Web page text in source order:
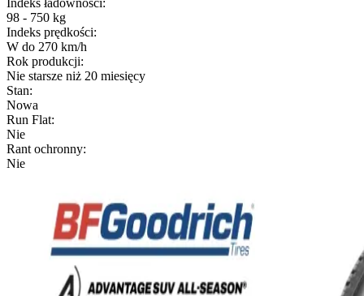
98 - 750 kg
Indeks prędkości:
W do 270 km/h
Rok produkcji:
Nie starsze niż 20 miesięcy
Stan:
Nowa
Run Flat:
Nie
Rant ochronny:
Nie